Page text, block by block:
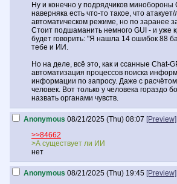
Ну и конечно у подрядчиков
наверняка есть что-то такое, что
автоматическом режиме, но по заранее
Стоит подшаманить немного GUI - и уже
будет говорить: "Я нашла 14 ошибок 88
тебе и ИИ.
Но на деле, всё это, как и ссанные Chat-
автоматизация процессов поиска
информации по запросу. Даже с
человек. Вот только у человека гораздо
назвать органами чувств.
Anonymous 08/21/2025 (Thu) 08:07 [Preview]
>>84662
>А существует ли ИИ
нет
Anonymous 08/21/2025 (Thu) 19:45 [Preview]